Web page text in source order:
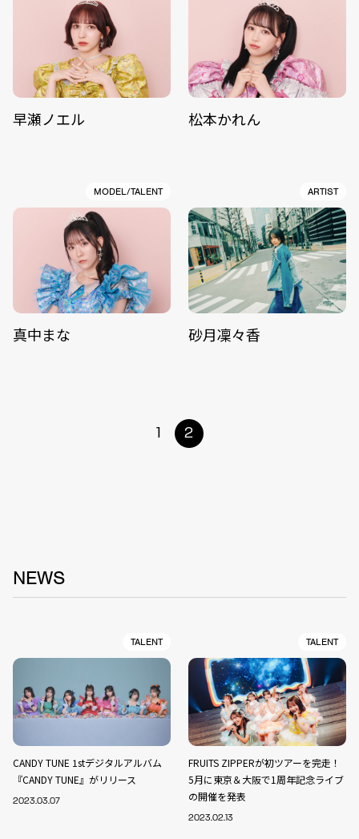
早瀬ノエル 松本かれん
MODEL/TALENT
真中まな
ARTIST
砂月凜々香
1 2
NEWS
TALENT
CANDY TUNE 1stデジタルアルバム
『CANDY TUNE』がリリース
2023.03.07
TALENT
FRUITS ZIPPERが初ツアーを完走！
5月に東京＆大阪で1周年記念ライブ
の開催を発表
2023.02.13